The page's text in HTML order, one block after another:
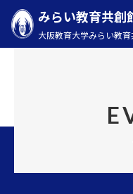
みらい教育共創
大阪教育大学みらい教